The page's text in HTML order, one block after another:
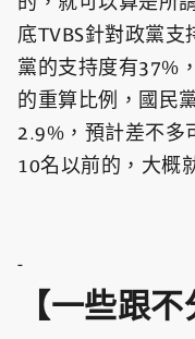
底TVBS針對政黨
黨的支持度有37%
的重算比例，國民
2.9%，預計差不多
10名以前的，大概
-
【一些跟